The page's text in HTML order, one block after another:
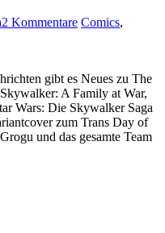
2 Kommentare Comics,
gibt es Neues zu The
A Family at War,
Wars: Die Skywalker Saga
zum Trans Day of
und das gesamte Team